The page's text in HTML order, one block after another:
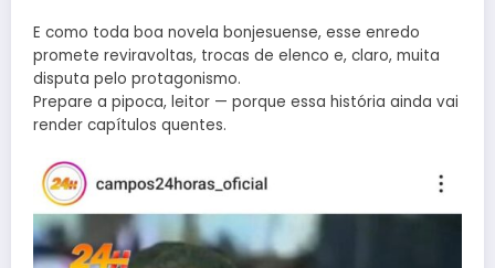
E como toda boa novela bonjesuense, esse enredo
promete reviravoltas, trocas de elenco e, claro, muita
disputa pelo protagonismo.
Prepare a pipoca, leitor — porque essa história ainda vai
render capítulos quentes.